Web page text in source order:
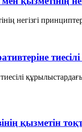
негiзгі
қызметін